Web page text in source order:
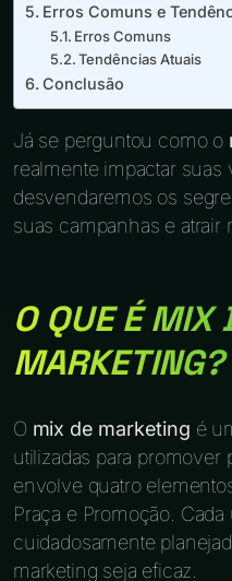
Erros Comuns e
Erros Comuns
Tendências Atuais
Conclusão
Já se perguntou como o
realmente impactar suas
desvendaremos os
suas campanhas e atrair
O QUE É MIX
MARKETING?
O mix de marketing é
utilizadas para promover
envolve quatro
Praça e Promoção.
cuidadosamente
marketing seja eficaz.